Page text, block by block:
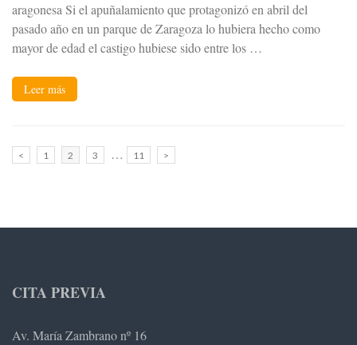
aragonesa Si el apuñalamiento que protagonizó en abril del
pasado año en un parque de Zaragoza lo hubiera hecho como
mayor de edad el castigo hubiese sido entre los …
Leer más
Paginación
de
< Página
1 Página
2 Página
3 … Página
11 >
CITA PREVIA
Av. María Zambrano nº 16